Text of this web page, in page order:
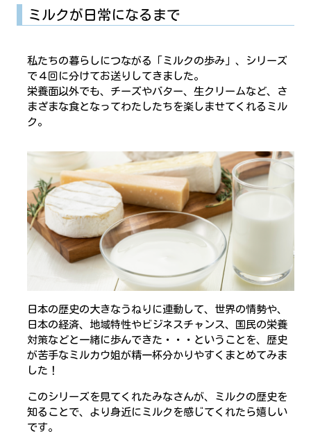
ミルクが日常になるまで
私たちの暮らしにつながる「ミルクの歩み」、シリーズ
で４回に分けてお送りしてきました。
栄養面以外でも、チーズやバター、生クリームなど、さ
まざまな食となってわたしたちを楽しませてくれるミル
ク。
日本の歴史の大きなうねりに連動して、世界の情勢や、
日本の経済、地域特性やビジネスチャンス、国民の栄養
対策などと一緒に歩んできた・・・ということを、歴史
が苦手なミルカウ姐が精一杯分かりやすくまとめてみま
した！
このシリーズを見てくれたみなさんが、ミルクの歴史を
知ることで、より身近にミルクを感じてくれたら嬉しい
です。